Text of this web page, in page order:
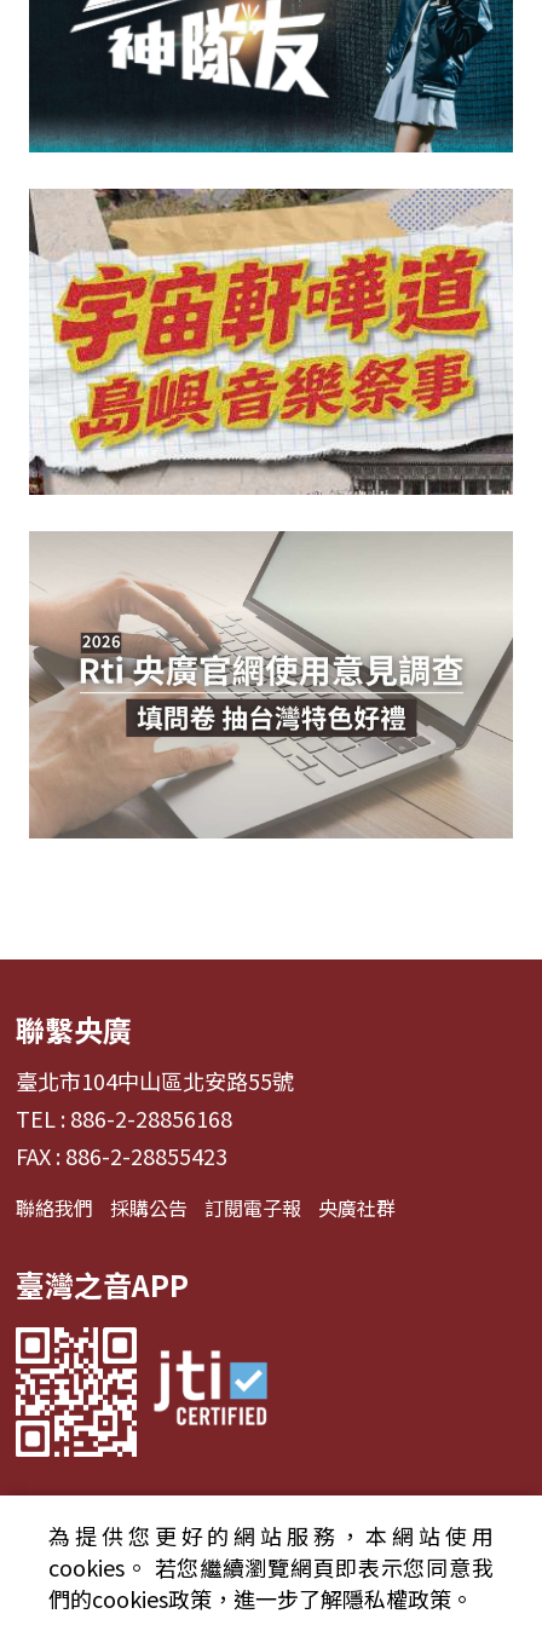
聯繫央廣
臺北市104中山區北安路55號
TEL : 886-2-28856168
FAX : 886-2-28855423
聯絡我們 採購公告 訂閱電子報 央廣社群
臺灣之音APP
© 2024財團法人中央廣播電臺 版權所有
資通安全政策聲明
服務條款 隱私權條款
為提供您更好的網站服務，本網站使用
cookies。 若您繼續瀏覽網頁即表示您同意我
們的cookies政策，進一步了解隱私權政策。